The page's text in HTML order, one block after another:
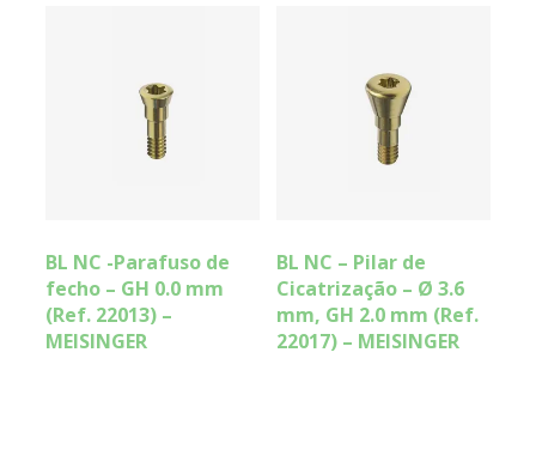
BL NC -Parafuso de
fecho – GH 0.0 mm
(Ref. 22013) –
MEISINGER
BL NC – Pilar de
Cicatrização – Ø 3.6
mm, GH 2.0 mm (Ref.
22017) – MEISINGER